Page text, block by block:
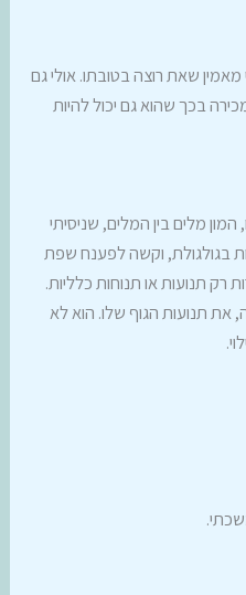
שאת רוצה בטובתו. אולי גם
בכך שהוא גם יכול להיות
מלים בין המלים, שניסיתי
בגולגולת, וקשה לפענח שפת
רק תנועות או תנוחות כלליות.
תנועות הגוף שלו. הוא לא